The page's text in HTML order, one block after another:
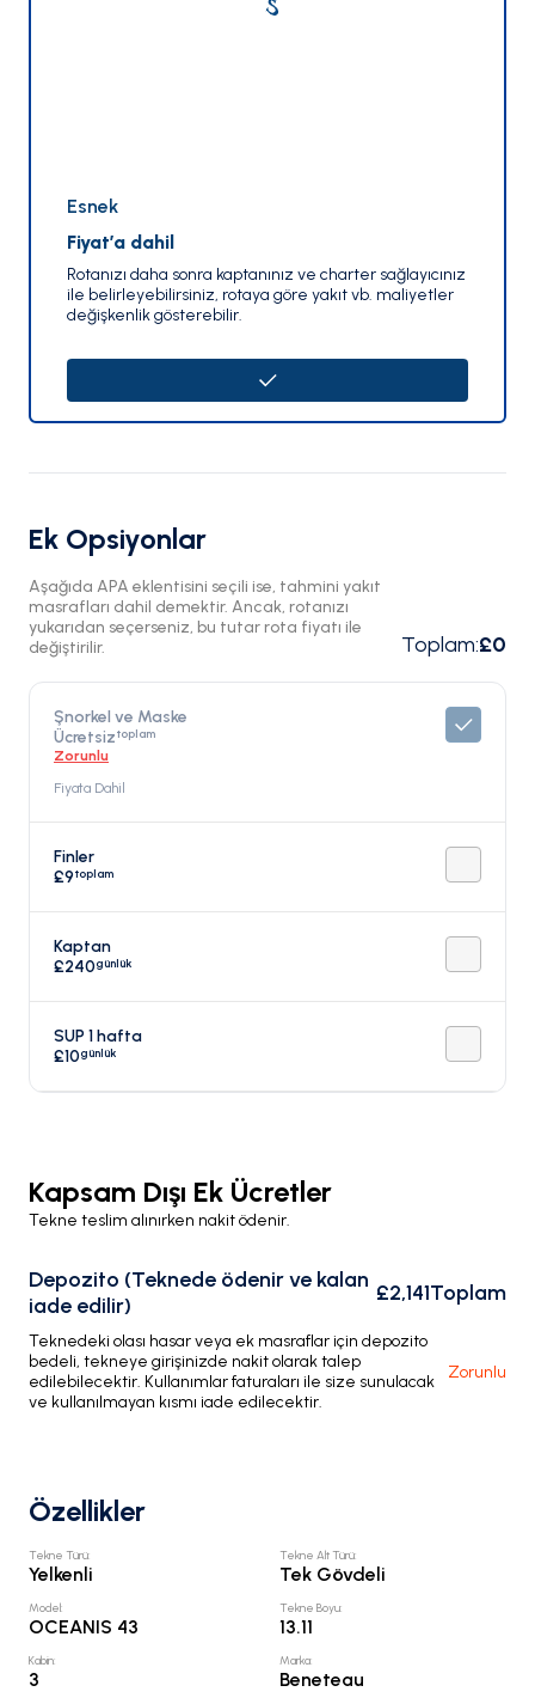
Esnek
Fiyat’a dahil
Rotanızı daha sonra kaptanınız ve charter sağlayıcınız
ile belirleyebilirsiniz, rotaya göre yakıt vb. maliyetler
değişkenlik gösterebilir.
Ek Opsiyonlar
Aşağıda APA eklentisini seçili ise, tahmini yakıt
masrafları dahil demektir. Ancak, rotanızı
yukarıdan seçerseniz, bu tutar rota fiyatı ile
değiştirilir.
Toplam:£0
Şnorkel ve Maske
Ücretsiztoplam
Zorunlu
Fiyata Dahil
Finler
£9toplam
Kaptan
£240günlük
SUP 1 hafta
£10günlük
Kapsam Dışı Ek Ücretler
Tekne teslim alınırken nakit ödenir.
Depozito (Teknede ödenir ve kalan
iade edilir)
£2,141Toplam
Teknedeki olası hasar veya ek masraflar için depozito
bedeli, tekneye girişinizde nakit olarak talep
edilebilecektir. Kullanımlar faturaları ile size sunulacak
ve kullanılmayan kısmı iade edilecektir.
Zorunlu
Özellikler
Tekne Türü:
Yelkenli
Tekne Alt Türü:
Tek Gövdeli
Model:
OCEANIS 43
Tekne Boyu:
13.11
Kabin:
3
Marka:
Beneteau